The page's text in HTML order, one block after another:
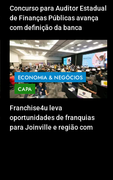
Concurso para Auditor Estadual
de Finanças Públicas avança
com definição da banca
ECONOMIA & NEGÓCIOS
CAPA
Franchise4u leva
oportunidades de franquias
para Joinville e região com